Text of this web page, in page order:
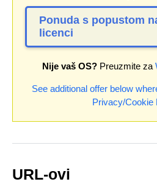
Ponuda s popustom
licenci
Nije vaš OS?Preuzmite za
See additional offer below
Privacy/Cookie
URL-ovi